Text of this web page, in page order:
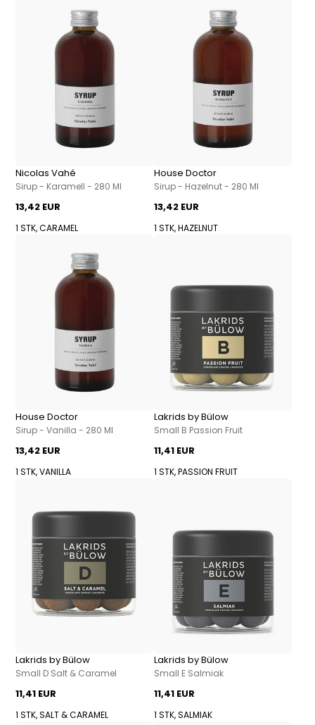
Nicolas Vahé
Sirup - Karamell - 280 Ml
13,42 EUR
1 STK, CARAMEL
House Doctor
Sirup - Hazelnut - 280 Ml
13,42 EUR
1 STK, HAZELNUT
House Doctor
Sirup - Vanilla - 280 Ml
13,42 EUR
1 STK, VANILLA
Lakrids by Bülow
Small B Passion Fruit
11,41 EUR
1 STK, PASSION FRUIT
Lakrids by Bülow
Small D Salt & Caramel
11,41 EUR
1 STK, SALT & CARAMEL
Lakrids by Bülow
Small E Salmiak
11,41 EUR
1 STK, SALMIAK